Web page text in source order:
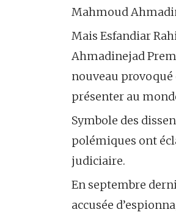
Mahmoud
Mais Esfandiar
Ahmadinejad
nouveau provoqué
présenter au
Symbole des
polémiques ont
judiciaire.
En septembre
accusée